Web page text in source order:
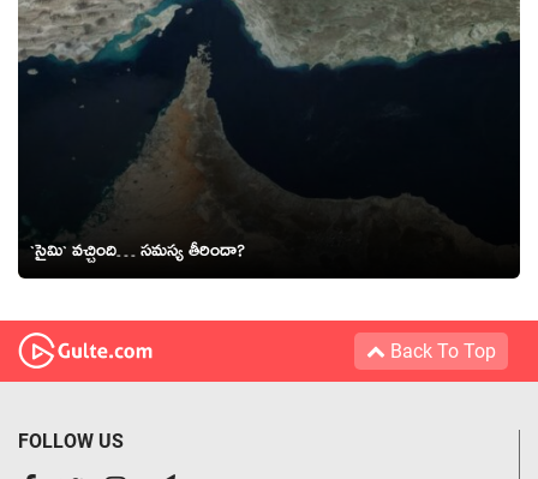
`సైమి` వ‌చ్చింది… స‌మ‌స్య తీరిందా?
Back To Top
FOLLOW US